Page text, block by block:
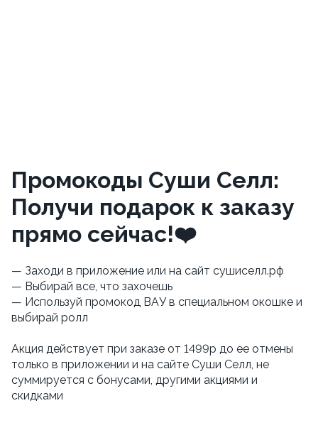
Промокоды Суши Селл:
Получи подарок к заказу
прямо сейчас!❤️
— Заходи в приложение или на сайт сушиселл.рф
— Выбирай все, что захочешь
— Используй промокод ВАУ в специальном окошке и
выбирай ролл
Акция действует при заказе от 1499р до ее отмены
только в приложении и на сайте Суши Селл, не
суммируется с бонусами, другими акциями и
скидками